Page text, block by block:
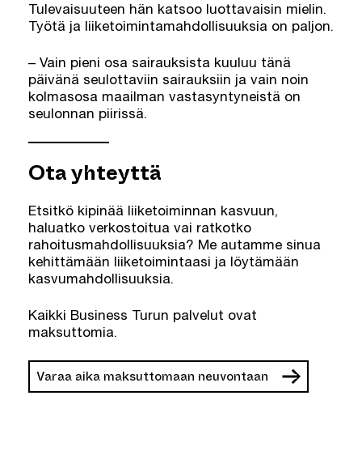
Tulevaisuuteen hän katsoo luottavaisin mielin.
Työtä ja liiketoimintamahdollisuuksia on paljon.
– Vain pieni osa sairauksista kuuluu tänä
päivänä seulottaviin sairauksiin ja vain noin
kolmasosa maailman vastasyntyneistä on
seulonnan piirissä.
Ota yhteyttä
Etsitkö kipinää liiketoiminnan kasvuun,
haluatko verkostoitua vai ratkotko
rahoitusmahdollisuuksia? Me autamme sinua
kehittämään liiketoimintaasi ja löytämään
kasvumahdollisuuksia.
Kaikki Business Turun palvelut ovat
maksuttomia.
Varaa aika maksuttomaan neuvontaan